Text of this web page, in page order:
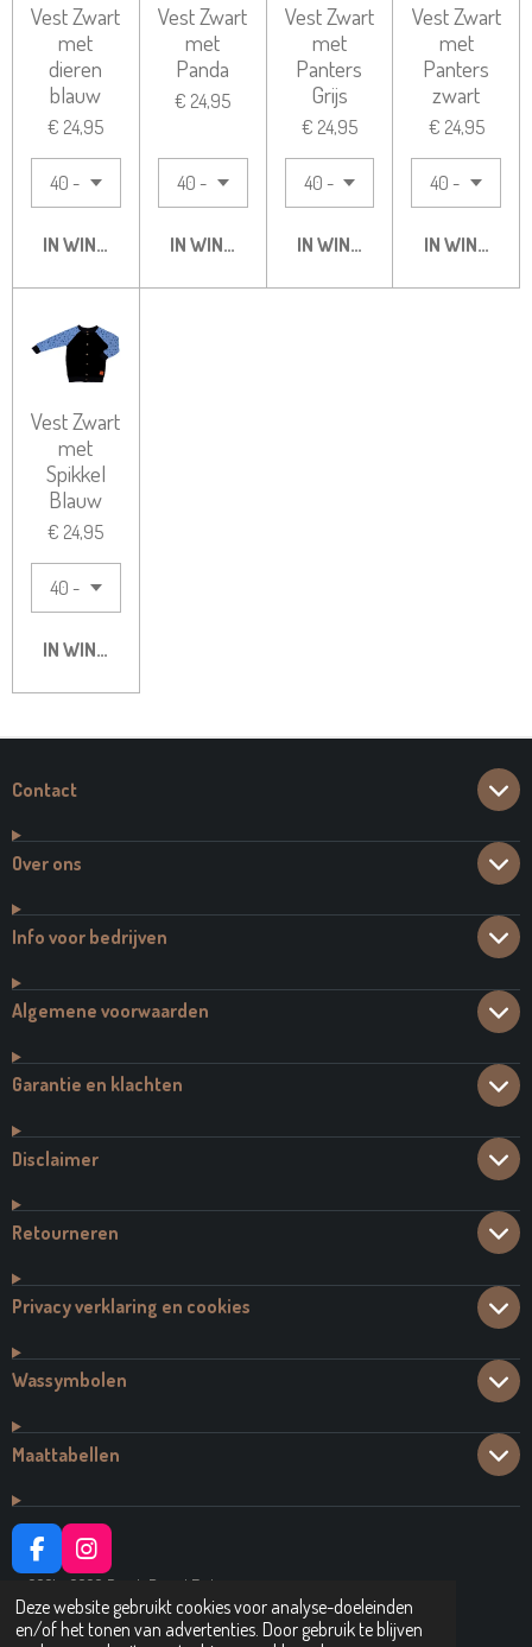
Deze website gebruikt cookies voor analyse-doeleinden
en/of het tonen van advertenties. Door gebruik te blijven
Vest Zwart
met
dieren
blauw
€ 24,95
IN WINKELWAGEN
Vest Zwart
met
Panda
€ 24,95
IN WINKELWAGEN
Vest Zwart
met
Panters
Grijs
€ 24,95
IN WINKELWAGEN
Vest Zwart
met
Panters
zwart
€ 24,95
IN
Vest Zwart
met
Spikkel
Blauw
€ 24,95
IN WINKELWAGEN
Contact
Over ons
Info voor bedrijven
Algemene voorwaarden
Garantie en klachten
Disclaimer
Retourneren
Privacy verklaring en cookies
Wassymbolen
Maattabellen
F
A
C
E
I
N
S
T
© 2021 - 2026 Dutch Brand Fashion
Powered byJouwWeb